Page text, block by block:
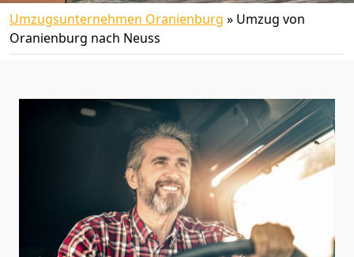
Umzugsunternehmen Oranienburg » Umzug von
Oranienburg nach Neuss